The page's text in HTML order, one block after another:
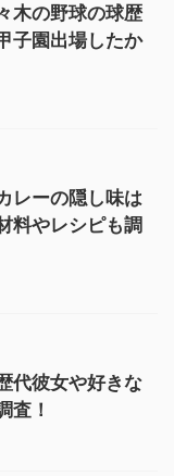
木の野球の球歴
子園出場したか
レーの隠し味は
料やレシピも調
代彼女や好きな
査！